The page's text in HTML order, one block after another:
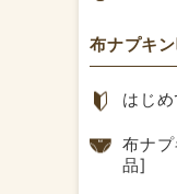
布ナプキ
はじ
布ナ
品]